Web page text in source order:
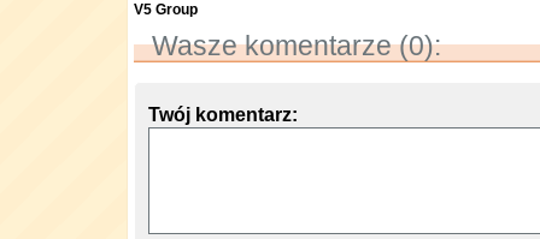
V5 Group
Wasze komentarze (0):
Twój komentarz: